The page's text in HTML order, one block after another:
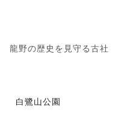
龍野の歴史を見守る古社
白鷺山公園